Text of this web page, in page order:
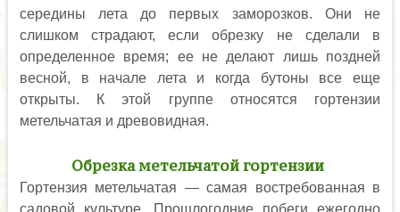
середины лета до первых заморозков. Они не
слишком страдают, если обрезку не сделали в
определенное время; ее не делают лишь поздней
весной, в начале лета и когда бутоны все еще
открыты. К этой группе относятся гортензии
метельчатая и древовидная.
Обрезка метельчатой гортензии
Гортензия метельчатая — самая востребованная в
садовой культуре. Прошлогодние побеги ежегодно